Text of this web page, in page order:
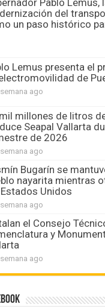
Pablo Lemus,
del
un paso histórico
Lemus presenta el
de
ago
millones de litros
Seapal Vallarta
de 2026
ago
Bugarín se
nayarita mientras
Unidos
ago
el Consejo
y
ago